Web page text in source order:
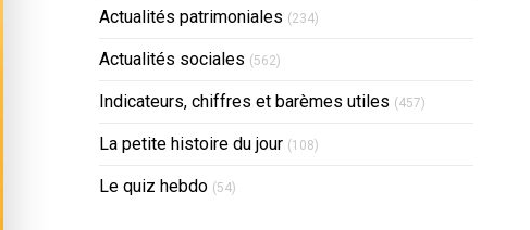
Actualités patrimoniales (234)
Actualités sociales (562)
Indicateurs, chiffres et barèmes utiles (457)
La petite histoire du jour (108)
Le quiz hebdo (54)